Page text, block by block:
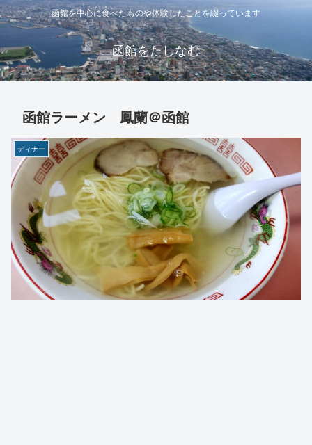
函館を中心に食べたものや体験したことを綴っています
函館をたしなむ
函館ラーメン 鳳蘭＠函館
ディナー